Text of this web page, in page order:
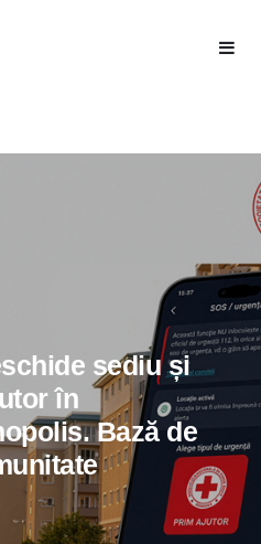
sediu și
în
Bază de